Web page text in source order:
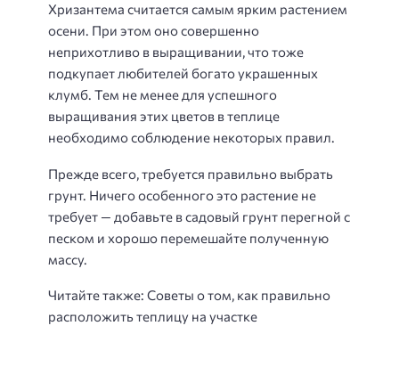
Хризантема считается самым ярким растением
осени. При этом оно совершенно
неприхотливо в выращивании, что тоже
подкупает любителей богато украшенных
клумб. Тем не менее для успешного
выращивания этих цветов в теплице
необходимо соблюдение некоторых правил.
Прежде всего, требуется правильно выбрать
грунт. Ничего особенного это растение не
требует — добавьте в садовый грунт перегной с
песком и хорошо перемешайте полученную
массу.
Читайте также: Советы о том, как правильно
расположить теплицу на участке